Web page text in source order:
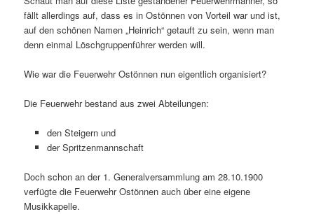
fällt allerdings auf, dass es in Ostönnen von Vorteil war und ist,
auf den schönen Namen „Heinrich“ getauft zu sein, wenn man
denn einmal Löschgruppenführer werden will.
Wie war die Feuerwehr Ostönnen nun eigentlich organisiert?
Die Feuerwehr bestand aus zwei Abteilungen:
den Steigern und
der Spritzenmannschaft
Doch schon an der 1. Generalversammlung am 28.10.1900
verfügte die Feuerwehr Ostönnen auch über eine eigene
Musikkapelle.